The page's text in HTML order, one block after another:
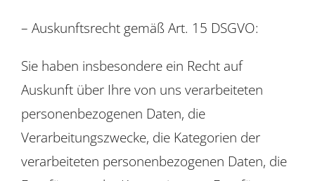
– Auskunftsrecht gemäß Art. 15 DSGVO:
Sie haben insbesondere ein Recht auf
Auskunft über Ihre von uns verarbeiteten
personenbezogenen Daten, die
Verarbeitungszwecke, die Kategorien der
verarbeiteten personenbezogenen Daten, die